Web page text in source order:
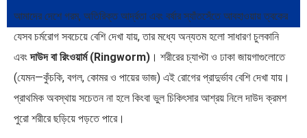
বৈশ্বিক অর্থব্যবস্থা, আইএমএফ-
বিশ্বব্যাংক, ইসলামী ব্যাংকিং…
অর্থ পাচারের মহাকাব্য: ১০০ ডলারের…
আমাদের দেশে গরম, অতিরিক্ত আর্দ্রতা এবং বর্ষার স্যাঁতসেঁতে আবহাওয়ায় ত্বকের
যেসব চর্মরোগ সবচেয়ে বেশি দেখা যায়, তার মধ্যে অন্যতম হলো সাধারণ চুলকানি
এবংদাউদ বা রিংওয়ার্ম (Ringworm) । শরীরের চ্যাপ্টা ও ঢাকা জায়গাগুলোতে
(যেমন—কুঁচকি, বগল, কোমর ও পায়ের ভাজ) এই রোগের প্রাদুর্ভাব বেশি দেখা যায়।
প্রাথমিক অবস্থায় সচেতন না হলে কিংবা ভুল চিকিৎসার আশ্রয় নিলে দাউদ ক্রমশ
পুরো শরীরে ছড়িয়ে পড়তে পারে।